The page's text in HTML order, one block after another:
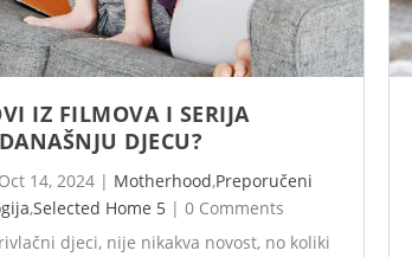
IZ FILMOVA I SERIJA
DJECU?
Oct 14, 2024 | Motherhood,Preporučeni
,Selected Home 5 | 0 Comments
djeci, nije nikakva novost, no koliki